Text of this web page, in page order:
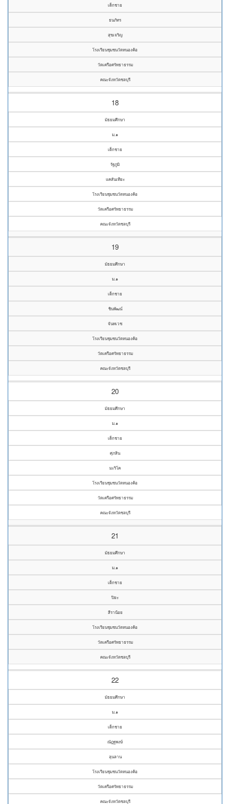
เด็กชาย
ธนภัทร
สุขเจริญ
โรงเรียนชุมชนวัดหนองค้อ
วัดเครือศรัทธาธรรม
คณะจังหวัดชลบุรี
18
มัธยมศึกษา
ม.๑
เด็กชาย
รัฐภูมิ
แคสันเทียะ
โรงเรียนชุมชนวัดหนองค้อ
วัดเครือศรัทธาธรรม
คณะจังหวัดชลบุรี
19
มัธยมศึกษา
ม.๑
เด็กชาย
ชินพัฒน์
จันทเวช
โรงเรียนชุมชนวัดหนองค้อ
วัดเครือศรัทธาธรรม
คณะจังหวัดชลบุรี
20
มัธยมศึกษา
ม.๑
เด็กชาย
ศุภสิน
มะริโค
โรงเรียนชุมชนวัดหนองค้อ
วัดเครือศรัทธาธรรม
คณะจังหวัดชลบุรี
21
มัธยมศึกษา
ม.๑
เด็กชาย
ปิยะ
สีราน้อย
โรงเรียนชุมชนวัดหนองค้อ
วัดเครือศรัทธาธรรม
คณะจังหวัดชลบุรี
22
มัธยมศึกษา
ม.๑
เด็กชาย
ณัฎฐพงษ์
ลุนลาน
โรงเรียนชุมชนวัดหนองค้อ
วัดเครือศรัทธาธรรม
คณะจังหวัดชลบุรี